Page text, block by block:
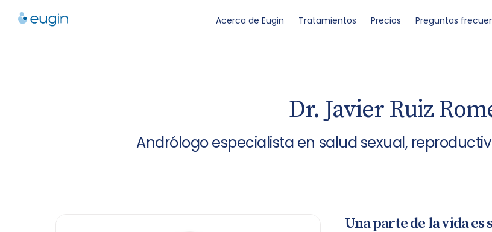
Acerca de Eugin Tratamientos Precios Preguntas
Dr. Javier Ruiz
Andrólogo especialista en salud sexual,
Una parte de la vida